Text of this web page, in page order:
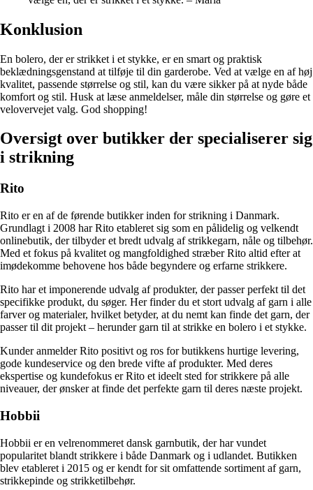
Konklusion
En bolero, der er strikket i et stykke, er en smart og praktisk
beklædningsgenstand at tilføje til din garderobe. Ved at vælge en af høj
kvalitet, passende størrelse og stil, kan du være sikker på at nyde både
komfort og stil. Husk at læse anmeldelser, måle din størrelse og gøre et
velovervejet valg. God shopping!
Oversigt over butikker der specialiserer sig
i strikning
Rito
Rito er en af de førende butikker inden for strikning i Danmark.
Grundlagt i 2008 har Rito etableret sig som en pålidelig og velkendt
onlinebutik, der tilbyder et bredt udvalg af strikkegarn, nåle og tilbehør.
Med et fokus på kvalitet og mangfoldighed stræber Rito altid efter at
imødekomme behovene hos både begyndere og erfarne strikkere.
Rito har et imponerende udvalg af produkter, der passer perfekt til det
specifikke produkt, du søger. Her finder du et stort udvalg af garn i alle
farver og materialer, hvilket betyder, at du nemt kan finde det garn, der
passer til dit projekt – herunder garn til at strikke en bolero i et stykke.
Kunder anmelder Rito positivt og ros for butikkens hurtige levering,
gode kundeservice og den brede vifte af produkter. Med deres
ekspertise og kundefokus er Rito et ideelt sted for strikkere på alle
niveauer, der ønsker at finde det perfekte garn til deres næste projekt.
Hobbii
Hobbii er en velrenommeret dansk garnbutik, der har vundet
popularitet blandt strikkere i både Danmark og i udlandet. Butikken
blev etableret i 2015 og er kendt for sit omfattende sortiment af garn,
strikkepinde og strikketilbehør.